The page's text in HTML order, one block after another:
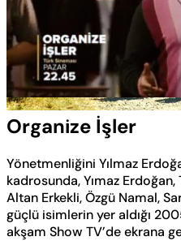
Sesi
Aç
Organize İşler
Yönetmenliğini Yılmaz
kadrosunda, Yımaz
Altan Erkekli, Özgü Namal,
güçlü isimlerin yer aldığı
akşam Show TV’de ekrana